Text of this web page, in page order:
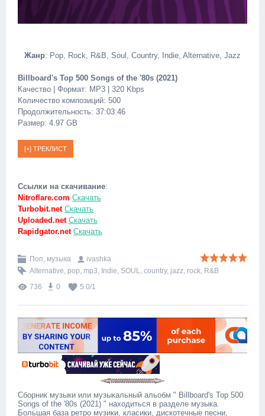
Жанр: Pop, Rock, R&B, Soul, Country, Indie, Alternative, Jazz
Billboard's Top 500 Songs of the '80s (2021)
Качество | Формат: MP3 | 320 Kbps
Количество композиций: 500
Продолжительность: 37:03:46
Размер: 4.97 GB
Ссылки на скачивание:
Nitroflare.com Скачать
Turbobit.net Скачать
Uploaded.net Скачать
Rapidgator.net Скачать
Поп, музыка
ivashka
Alternative, pop, mp3, Indie, SOUL, country, jazz, rock, R&B
736
0 5.0/1
Сборник музыки или музыкальный альобм " Billboard's Top 500
Songs of the '80s (2021) " находиться в разделе музыка.
Большая база ретро музики, класики, дискотечные песни,